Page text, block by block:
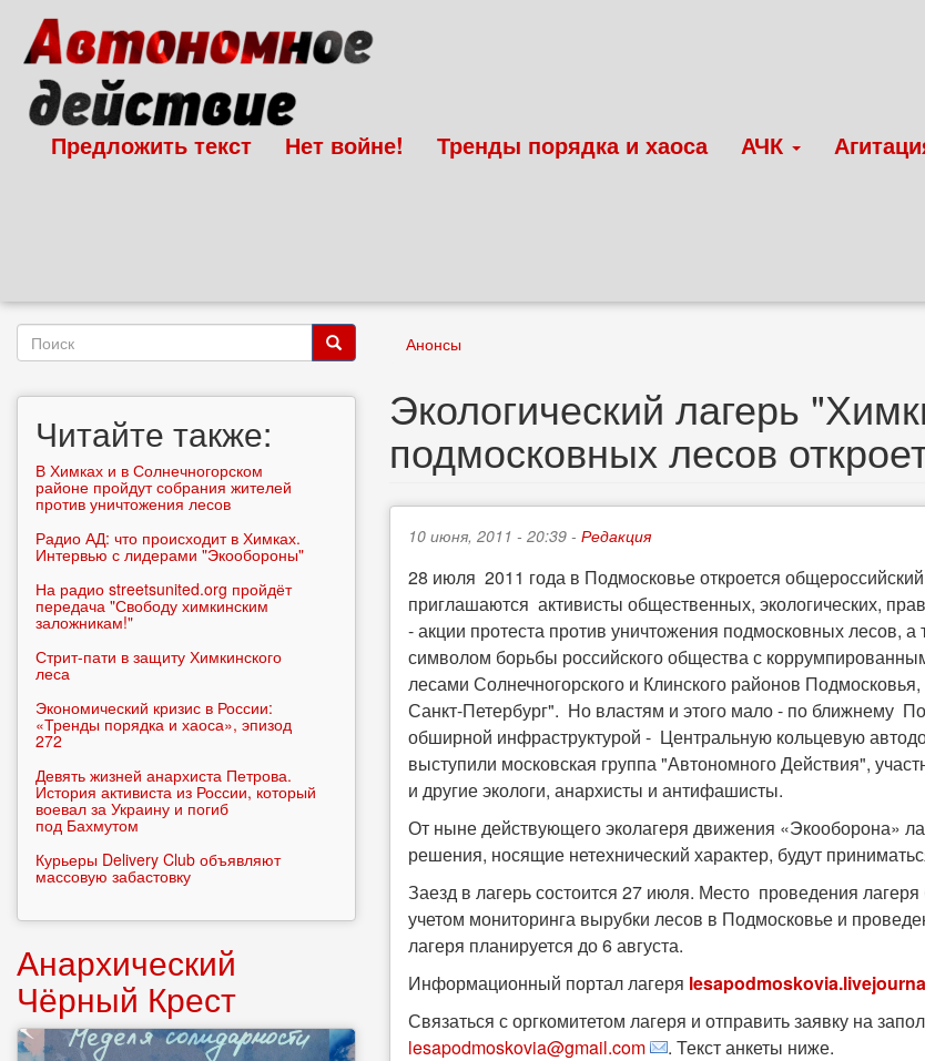
основному
содержанию
Предложить текст Нет войне! Тренды порядка и хаоса АЧК
Анонсы
Экологический лагерь
подмосковных лесов
10 июня, 2011 - 20:39 - Редакция
28 июля 2011 года в Подмосковье откроется
приглашаются активисты общественных, экологических,
- акции протеста против уничтожения подмосковных лесов,
символом борьбы российского общества с
лесами Солнечногорского и Клинского районов
Санкт-Петербург". Но властям и этого мало - по ближнему
обширной инфраструктурой - Центральную кольцевую
выступили московская группа "Автономного Действия",
и другие экологи, анархисты и антифашисты.
От ныне действующего эколагеря движения «Экооборона»
решения, носящие нетехнический характер, будут
Заезд в лагерь состоится 27 июля. Место проведения
учетом мониторинга вырубки лесов в Подмосковье и
лагеря планируется до 6 августа.
Информационный портал лагеря
Связаться с оргкомитетом лагеря и отправить заявку на
lesapodmoskovia@gmail.com
. Текст анкеты ниже.
Форма
Читайте также:
В Химках и в Солнечногорском
районе пройдут собрания жителей
против уничтожения лесов
Радио АД: что происходит в Химках.
Интервью с лидерами "Экообороны"
На радио streetsunited.org пройдёт
передача "Свободу химкинским
заложникам!"
Стрит-пати в защиту Химкинского
леса
Экономический кризис в России:
«Тренды порядка и хаоса», эпизод
272
Девять жизней анархиста Петрова.
История активиста из России, который
воевал за Украину и погиб
под Бахмутом
Курьеры Delivery Club объявляют
массовую забастовку
Анархический
Чёрный Крест